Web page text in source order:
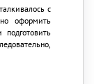
с
оформить